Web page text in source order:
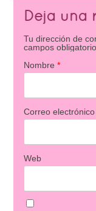
Deja una
Tu dirección de
campos
Nombre *
Correo electrónico
Web